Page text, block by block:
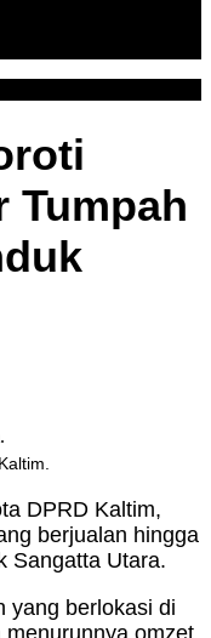
Tumpah
DPRD Kaltim,
berjualan hingga
Sangatta Utara.
yang berlokasi di